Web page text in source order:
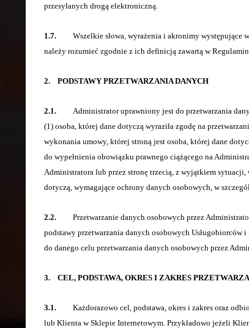
przesyłanych drogą elektroniczną.
1.7. Wszelkie słowa, wyrażenia i akronimy występujące w
należy rozumieć zgodnie z ich definicją zawartą w
2. PODSTAWY PRZETWARZANIA DANYCH
2.1.
Administrator uprawniony jest do przetwarzania
(1) osoba, której dane dotyczą wyraziła zgodę na
wykonania umowy, której stroną jest osoba, której dane
do wypełnienia obowiązku prawnego ciążącego na
Administratora lub przez stronę trzecią, z wyjątkiem
dotyczą, wymagające ochrony danych osobowych, w
2.2.
Przetwarzanie danych osobowych przez
podstawy przetwarzania danych osobowych
do danego celu przetwarzania danych osobowych przez
3. CEL, PODSTAWA, OKRES I ZAKRES
3.1. Każdorazowo cel, podstawa, okres i zakres oraz
lub Klienta w Sklepie Internetowym. Przykładowo jeżeli